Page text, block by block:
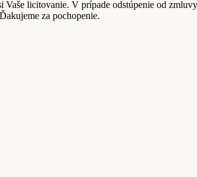
Vaše licitovanie. V prípade odstúpenie od
za pochopenie.